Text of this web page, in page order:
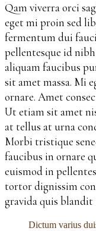
Qam viverra orci
eget mi proin sed
fermentum dui
pellentesque id
aliquam faucibus
sit amet massa. Mi
ornare. Amet
Ut etiam sit amet
at tellus at urna
Morbi tristique
faucibus in ornare
euismod in
tortor dignissim
gravida quis blandit
Dictum varius